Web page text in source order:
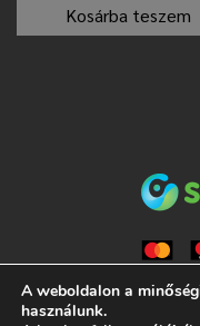
Kosárba teszem
A weboldalon a
használunk.